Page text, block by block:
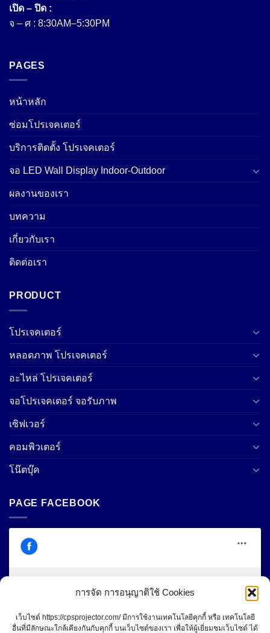
การจัด การอนุญาติใช้ Cookies
เว็บไซต์ https://cpsprojector.com/ มีการใช้งานเทคโนโลยีคุกกี้ หรือ เทคโนโลยี
อื่นที่มีลักษณะใกล้เคียงกันกับคุกกี้ บนเว็บไซต์ของเรา เพื่อให้ผู้เยี่ยมชมเว็บไซต์ ได้
เปิด – ปิด :
จ – ศ : 8:30AM–5:30PM
PAGES
หน้าหลัก
ซ่อมโปรเจคเตอร์
บริการติดตั้ง โปรเจคเตอร์
จอ LED Wall Display Indoor-Outdoor
ผลงานของเรา
บทความ
เกี่ยวกับเรา
ติดต่อเรา
PRODUCT
โปรเจคเตอร์
หลอดภาพ โปรเจคเตอร์
อะไหล่ โปรเจคเตอร์
จอโปรเจคเตอร์ จอรับภาพ
เซิฟเวอร์
คอมพิวเตอร์
โน๊ตบุ๊ค
PAGE FACEBOOK
Central Projector Service
Click to accept marketing cookies and
enable this content